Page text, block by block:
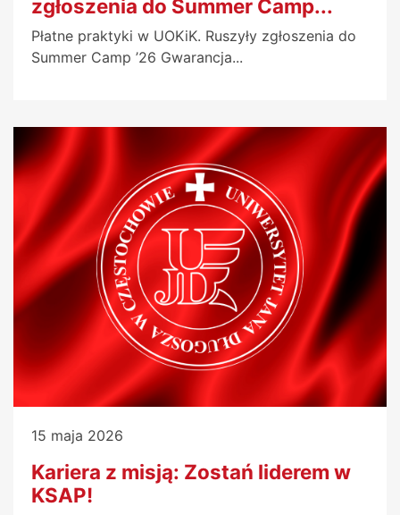
zgłoszenia do Summer Camp...
Płatne praktyki w UOKiK. Ruszyły zgłoszenia do
Summer Camp ’26 Gwarancja...
15 maja 2026
Kariera z misją: Zostań liderem w
KSAP!